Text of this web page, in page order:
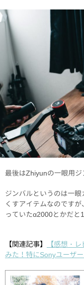
最後はZhiyunの一眼用ジ
ジンバルというのは一
くすアイテムなのです
っていたα2000とかだと
【関連記事】
【感想・
みた！特にSonyユーザー